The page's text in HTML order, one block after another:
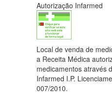
Autorização Infarmed
Local de venda de
a Receita Médica
medicamentos através
Infarmed I.P.
007/2010.